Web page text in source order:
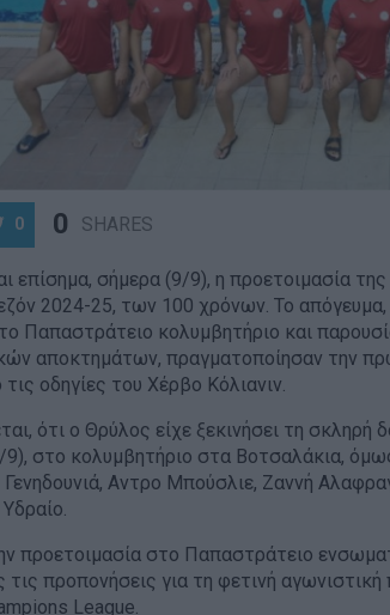
0 SHARES
0
επίσημα, σήμερα (9/9), η προετοιμασία
2024-25, των 100 χρόνων. Το
Παπαστράτειο κολυμβητήριο και
αποκτημάτων, πραγματοποίησαν την
οδηγίες του Χέρβο Κόλιανιν.
ότι ο Θρύλος είχε ξεκινήσει τη
στο κολυμβητήριο στα Βοτσαλάκια,
Γενηδουνιά, Αντρο Μπούσλιε, Ζαννή
προετοιμασία στο Παπαστράτειο
τις προπονήσεις για τη φετινή
League.